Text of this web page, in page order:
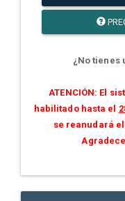
¿No tienes
ATENCIÓN: El
habilitado hasta el
se reanudará el